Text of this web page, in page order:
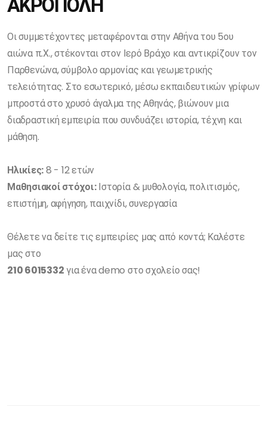
Οι συμμετέχοντες μεταφέρονται στην Αθήνα του 5ου
αιώνα π.Χ., στέκονται στον Ιερό Βράχο και αντικρίζουν τον
Παρθενώνα, σύμβολο αρμονίας και γεωμετρικής
τελειότητας. Στο εσωτερικό, μέσω εκπαιδευτικών γρίφων
μπροστά στο χρυσό άγαλμα της Αθηνάς, βιώνουν μια
διαδραστική εμπειρία που συνδυάζει ιστορία, τέχνη και
μάθηση.
Ηλικίες:8 - 12 ετών
Μαθησιακοί στόχοι:Ιστορία & μυθολογία, πολιτισμός,
επιστήμη, αφήγηση, παιχνίδι, συνεργασία
Θέλετε να δείτε τις εμπειρίες μας από κοντά; Καλέστε
μας στο
210 6015332 για ένα demo στο σχολείο σας!